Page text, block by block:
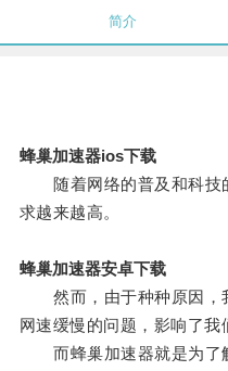
简介
蜂巢加速器ios下载
随着网络的普及和科技
求越来越高。
蜂巢加速器安卓下载
然而，由于种种原因，
网速缓慢的问题，影响了我
而蜂巢加速器就是为了